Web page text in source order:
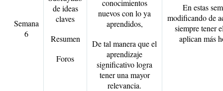
Semana
6
de ideas
claves
Resumen
Foros
conocimientos
nuevos con lo ya
aprendidos,
De tal manera que el
aprendizaje
significativo logra
tener una mayor
relevancia.
En estas
modificando de
siempre tener
aplican más